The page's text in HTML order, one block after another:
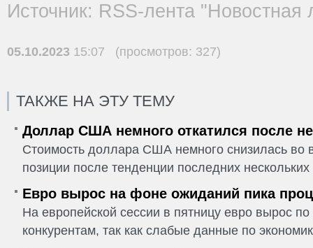
Источник: RSS-лента "Новостная
05.10.2023 15:07 (просмотров: 327)
ТАКЖЕ НА ЭТУ ТЕМУ
Доллар США немного откатился после
Стоимость доллара США немного снизилась во
позиции после тенденции последних
Евро вырос на фоне ожиданий пика
На европейской сессии в пятницу евро вырос
конкурентам, так как слабые данные по